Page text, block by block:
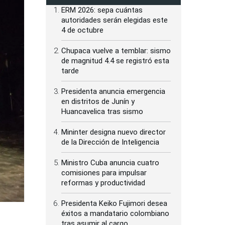
ERM 2026: sepa cuántas
autoridades serán elegidas este
4 de octubre
Chupaca vuelve a temblar: sismo
de magnitud 4.4 se registró esta
tarde
Presidenta anuncia emergencia
en distritos de Junín y
Huancavelica tras sismo
Mininter designa nuevo director
de la Dirección de Inteligencia
Ministro Cuba anuncia cuatro
comisiones para impulsar
reformas y productividad
Presidenta Keiko Fujimori desea
éxitos a mandatario colombiano